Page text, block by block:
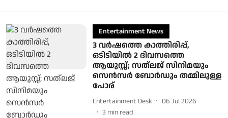
Entertainment News
3 വർഷത്തെ കാത്തിരിപ്പ്,
ഒടിടിയിൽ 2 ദിവസത്തെ
ആയുസ്സ്; സത്‌ലജ് സിനിമയും
സെൻസർ ബോർഡും തമ്മിലുള്ള
പോര്
Entertainment Desk
06 Jul 2026
3 min read